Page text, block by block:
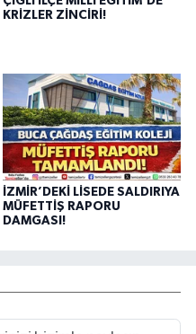
KRİZLER ZİNCİRİ!
İZMİR’DEKİ LİSEDE SALDIRIYA
MÜFETTİŞ RAPORU
DAMGASI!